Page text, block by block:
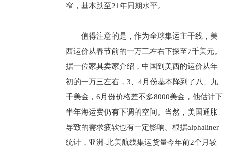
窄，基本跌至21年同期水平。
值得注意的是，作为全球集运主干线，美
西运价从春节前的一万三左右下探至7千美元。
据一位家具卖家介绍，中国到美西的运价从年
初的一万三左右，3、4月份基本降到了八、九
千美金，6月份价格差不多8000美金，他估计下
半年海运费仍有下调的空间。当然，美国通胀
导致的需求疲软也有一定影响。根据alphaliner
统计，亚洲-北美航线集运货量今年前2个月较